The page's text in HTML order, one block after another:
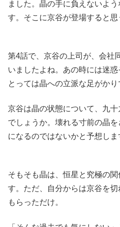
ました。晶の手に負えないよ
す。そこに京谷が登場すると思
第4話で、京谷の上司が、会社
いましたよね。あの時には迷
とっては晶への立派な足がかり
京谷は晶の状態について、九
でしょうか。壊れる寸前の晶
になるのではないかと予想しま
そもそも晶は、恒星と究極の
す。ただ、自分からは京谷を
もらっただけ。